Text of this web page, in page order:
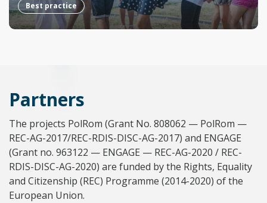
Best practice
Partners
The projects PolRom (Grant No. 808062 — PolRom —
REC-AG-2017/REC-RDIS-DISC-AG-2017) and ENGAGE
(Grant no. 963122 — ENGAGE — REC-AG-2020 / REC-
RDIS-DISC-AG-2020) are funded by the Rights, Equality
and Citizenship (REC) Programme (2014-2020) of the
European Union.